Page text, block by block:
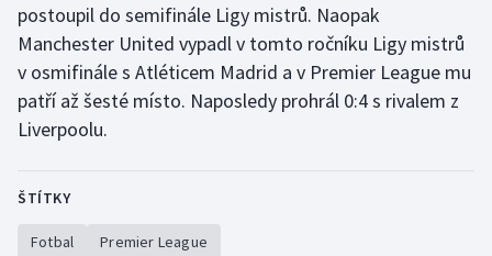
Triatlon
Veslování
Vodní slalom
Volejbal
Ostatní
postoupil do semifinále Ligy mistrů. Naopak
Manchester United vypadl v tomto ročníku Ligy mistrů
v osmifinále s Atléticem Madrid a v Premier League mu
patří až šesté místo. Naposledy prohrál 0:4 s rivalem z
Liverpoolu.
ŠTÍTKY
Fotbal Premier League